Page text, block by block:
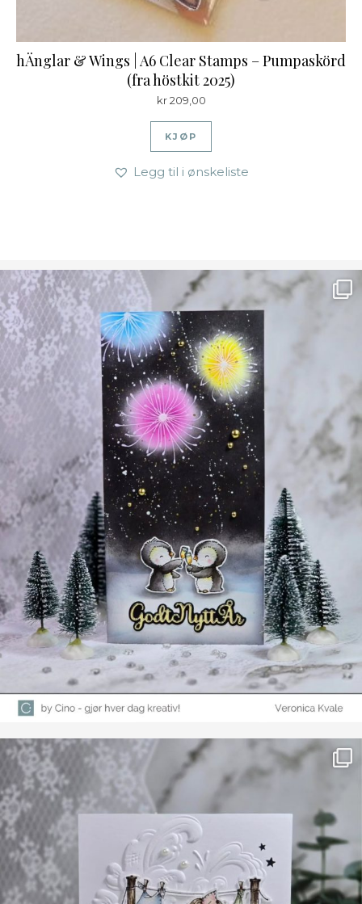
hÄnglar & Wings | A6 Clear Stamps – Pumpaskörd
(fra höstkit 2025)
kr209,00
KJØP
Legg til i ønskeliste
Ønsk